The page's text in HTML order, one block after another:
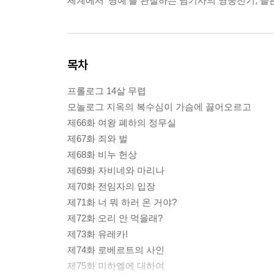
목차
프롤로그 14살 무렵
모놀로그 지옥의 복수심이 가슴에 끓어오르고
제66화 여왕 폐하의 정무실
제67화 죄와 벌
제68화 비누 헌상
제69화 자비네와 마리나
제70화 전임자의 입장
제71화 너 뭐 하러 온 거야?
제72화 오리 안 먹을래?
제73화 유레카!
제74화 로베르트의 사인
제75화 미하엘에 대하여